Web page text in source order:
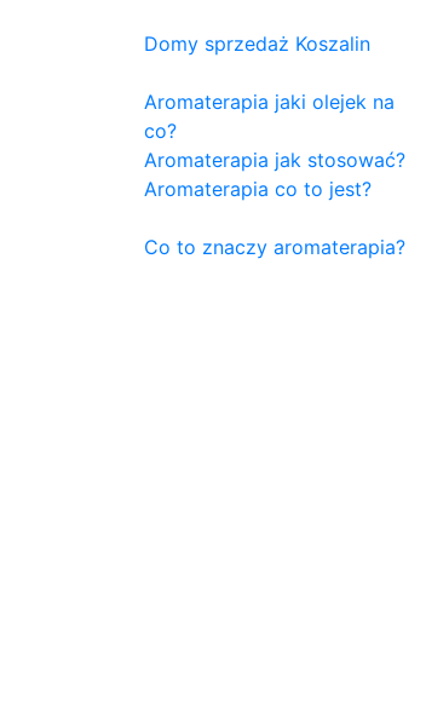
Domy sprzedaż Koszalin
Aromaterapia jaki olejek na
co?
Aromaterapia jak stosować?
Aromaterapia co to jest?
Co to znaczy aromaterapia?